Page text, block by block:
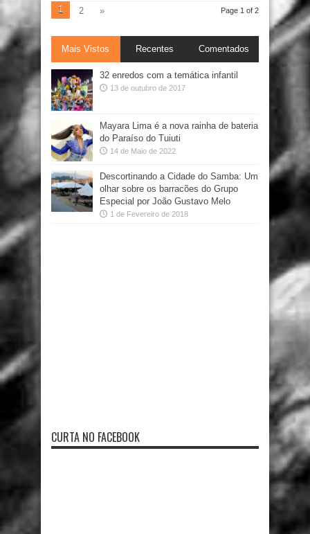
Page 1 of 2
1 2 »
Mais Vistos Recentes Comentados
32 enredos com a temática infantil
13 de outubro de 2017
Mayara Lima é a nova rainha de bateria
do Paraíso do Tuiuti
14 de Maio de 2022
Descortinando a Cidade do Samba: Um
olhar sobre os barracões do Grupo
Especial por João Gustavo Melo
1 de Fevereiro de 2018
CURTA NO FACEBOOK